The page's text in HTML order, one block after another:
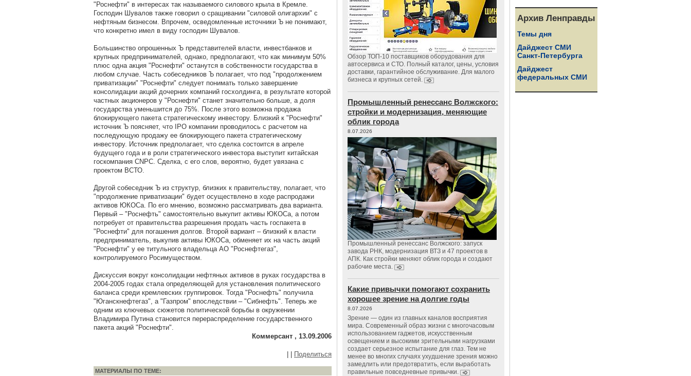
"Роснефти" в интересах так называемого силового крыла в Кремле.
Господин Шувалов также говорил о сращивании "силовой олигархии" с
нефтяным бизнесом. Впрочем, осведомленные источники Ъ не понимают,
что конкретно имел в виду господин Шувалов.
Большинство опрошенных Ъ представителей власти, инвестбанков и
крупных предпринимателей, однако, предполагают, что как минимум 50%
плюс одна акция "Роснефти" останутся в собственности государства в
любом случае. Часть собеседников Ъ полагает, что под "продолжением
приватизации" "Роснефти" следует понимать только завершение
консолидации акций дочерних компаний госхолдинга, в результате которой
частных акционеров у "Роснефти" станет значительно больше, а доля
государства уменьшится до 75%. После этого возможна продажа
блокирующего пакета стратегическому инвестору. Близкий к "Роснефти"
источник Ъ поясняет, что IPO компании проводилось с расчетом на
последующую продажу ее блокирующего пакета стратегическому
инвестору. Источник предполагает, что сделка состоится в апреле
будущего года и в роли стратегического инвестора выступит китайская
госкомпания CNPC. Сделка, с его слов, вероятно, будет увязана с
проектом ВСТО.
Другой собеседник Ъ из структур, близких к правительству, полагает, что
"продолжение приватизации" будет осуществлено в ходе распродажи
активов ЮКОСа. По его мнению, возможно рассматривать два варианта.
Первый – "Роснефть" самостоятельно выкупит активы ЮКОСа, а потом
потребует от правительства разрешения продать часть госпакета в
"Роснефти" для погашения долгов. Второй вариант – близкий к власти
предприниматель, выкупив активы ЮКОСа, обменяет их на часть акций
"Роснефти" у ее титульного владельца АО "Роснефтегаз",
контролируемого Росимуществом.
Дискуссия вокруг консолидации нефтяных активов в руках государства в
2004-2005 годах стала определяющей для установления политического
баланса среди кремлевских группировок. Тогда "Роснефть" получила
"Юганскнефтегаз", а "Газпром" впоследствии – "Сибнефть". Теперь же
одним из ключевых сюжетов политической борьбы в окружении
Владимира Путина становится перераспределение государственного
пакета акций "Роснефти".
Коммерсант , 13.09.2006
Поделиться
МАТЕРИАЛЫ ПО ТЕМЕ:
Обзор ТОП-10 поставщиков оборудования для
автосервиса и СТО. Полный каталог, цены, условия
доставки, гарантийное обслуживание. Для малого
бизнеса и крупных сетей.
Промышленный ренессанс Волжского:
стройки и модернизация, меняющие
облик города
8.07.2026
Промышленный ренессанс Волжского: запуск
завода РНК, модернизация ВТЗ и 47 проектов в
АПК. Как стройки меняют облик города и создают
рабочие места.
Какие привычки помогают сохранить
хорошее зрение на долгие годы
8.07.2026
Зрение — один из главных каналов восприятия
мира. Современный образ жизни с многочасовым
использованием гаджетов, искусственным
освещением и высокими зрительными нагрузками
создает серьезное испытание для глаз. Тем не
менее во многих случаях ухудшение зрения можно
замедлить или предотвратить, если выработать
правильные повседневные привычки.
Архив Ленправды
Темы дня
Дайджест СМИ
Санкт-Петербурга
Дайджест
федеральных СМИ